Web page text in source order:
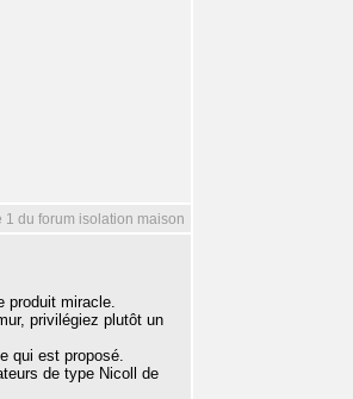
1 du forum isolation maison
produit miracle.
privilégiez plutôt un
qui est proposé.
de type Nicoll de